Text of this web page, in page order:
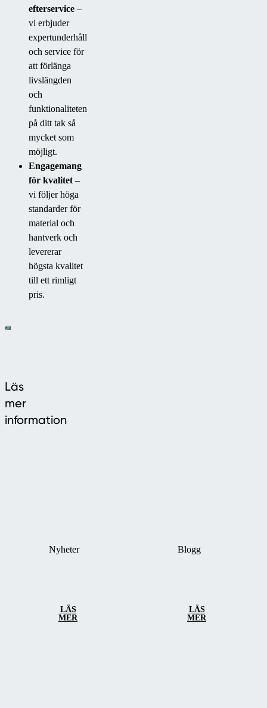
efterservice –
vi erbjuder
expertunderhåll
och service för
att förlänga
livslängden
och
funktionaliteten
på ditt tak så
mycket som
möjligt.
Engagemang
för kvalitet –
vi följer höga
standarder för
material och
hantverk och
levererar
högsta kvalitet
till ett rimligt
pris.
Läs
mer
information
Nyheter
LÄS
MER
Blogg
LÄS
MER